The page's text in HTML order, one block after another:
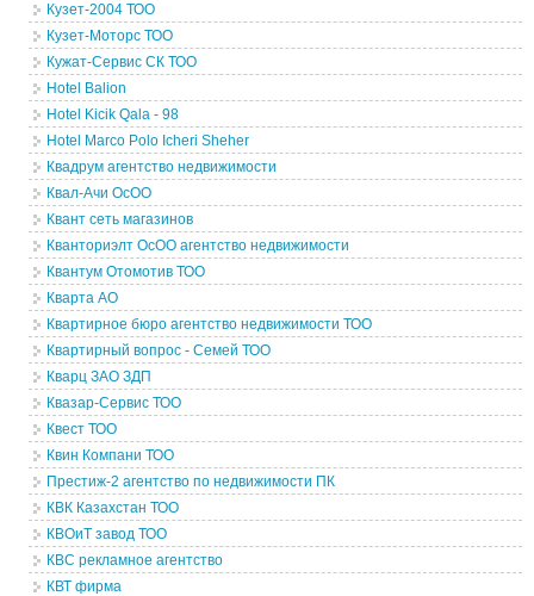
Кузет-2004 ТОО
Кузет-Моторс ТОО
Кужат-Сервис СК ТОО
Hotel Balion
Hotel Kicik Qala - 98
Hotel Marco Polo Icheri Sheher
Квадрум агентство недвижимости
Квал-Ачи ОсОО
Квант сеть магазинов
Кванториэлт ОсОО агентство недвижимости
Квантум Отомотив ТОО
Кварта АО
Квартирное бюро агентство недвижимости ТОО
Квартирный вопрос - Семей ТОО
Кварц ЗАО ЗДП
Квазар-Сервис ТОО
Квест ТОО
Квин Компани ТОО
Престиж-2 агентство по недвижимости ПК
КВК Казахстан ТОО
КВОиТ завод ТОО
КВС рекламное агентство
КВТ фирма